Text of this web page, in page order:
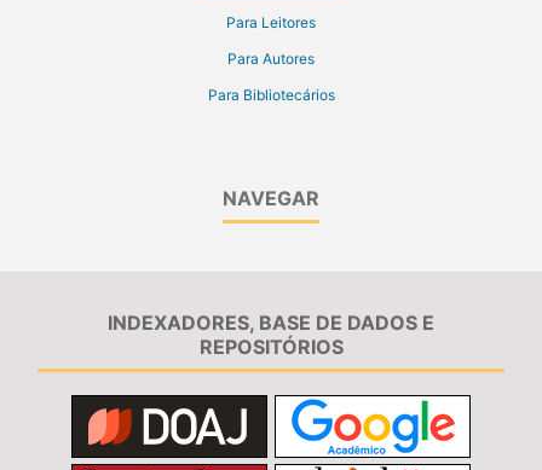
Para Leitores
Para Autores
Para Bibliotecários
NAVEGAR
INDEXADORES, BASE DE DADOS E
REPOSITÓRIOS